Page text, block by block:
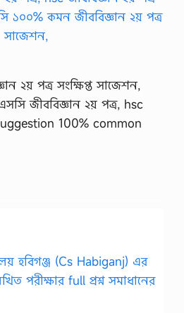
২য় পত্র সংক্ষিপ্ত সাজেশন,
জীববিজ্ঞান ২য় পত্র, hsc
100% common
হবিগঞ্জ (Cs Habiganj) এর
পরীক্ষার full প্রশ্ন সমাধানের